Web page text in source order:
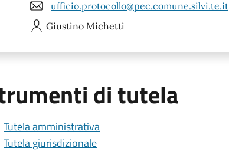
ufficio.protocollo@pec.comune.silvi.te.it
Giustino Michetti
di tutela
Tutela amministrativa
Tutela giurisdizionale